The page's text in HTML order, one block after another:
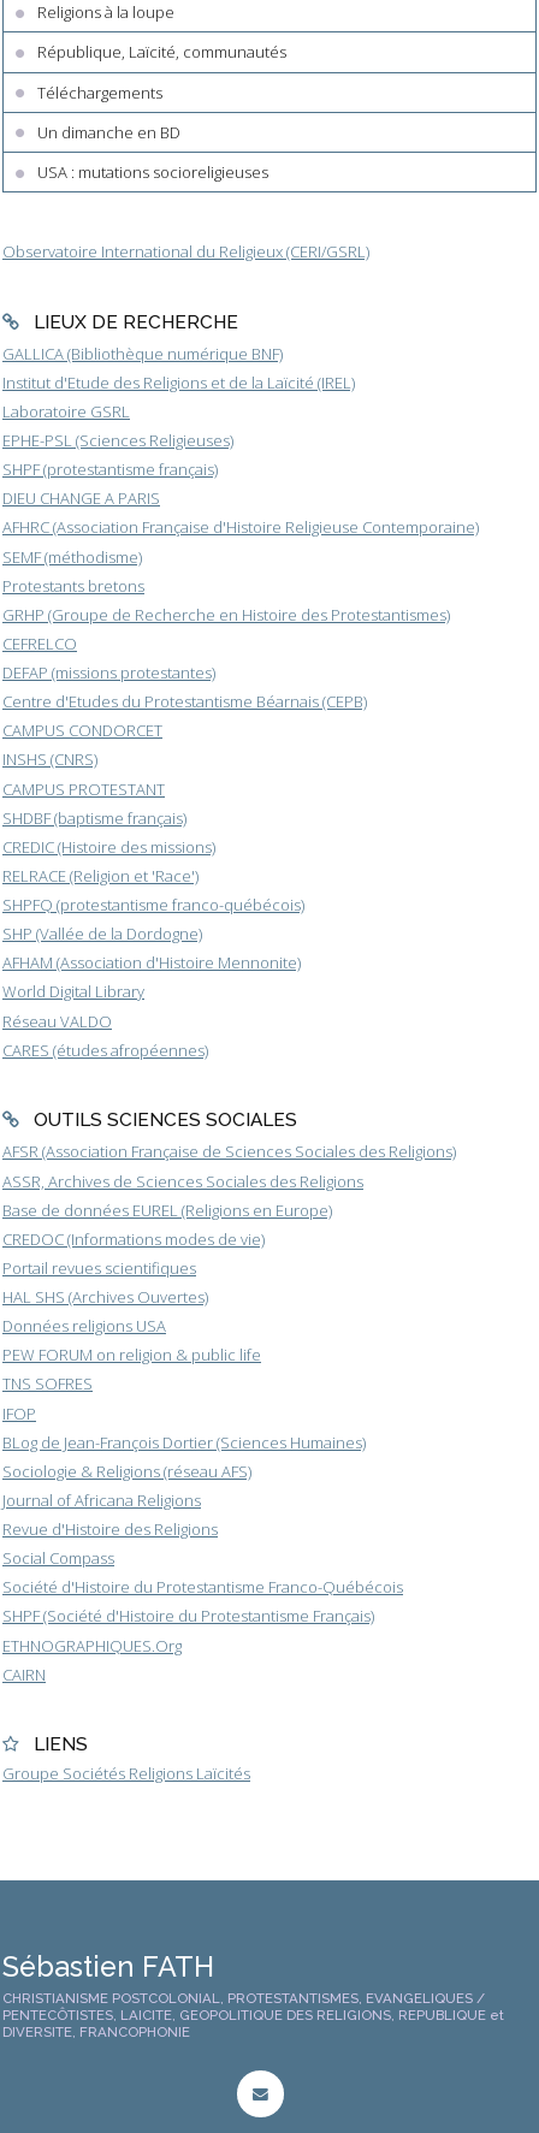
Religions à la loupe
République, Laïcité, communautés
Téléchargements
Un dimanche en BD
USA : mutations socioreligieuses
Observatoire International du Religieux (CERI/GSRL)
LIEUX DE RECHERCHE
GALLICA (Bibliothèque numérique BNF)
Institut d'Etude des Religions et de la Laïcité (IREL)
Laboratoire GSRL
EPHE-PSL (Sciences Religieuses)
SHPF (protestantisme français)
DIEU CHANGE A PARIS
AFHRC (Association Française d'Histoire Religieuse Contemporaine)
SEMF (méthodisme)
Protestants bretons
GRHP (Groupe de Recherche en Histoire des Protestantismes)
CEFRELCO
DEFAP (missions protestantes)
Centre d'Etudes du Protestantisme Béarnais (CEPB)
CAMPUS CONDORCET
INSHS (CNRS)
CAMPUS PROTESTANT
SHDBF (baptisme français)
CREDIC (Histoire des missions)
RELRACE (Religion et 'Race')
SHPFQ (protestantisme franco-québécois)
SHP (Vallée de la Dordogne)
AFHAM (Association d'Histoire Mennonite)
World Digital Library
Réseau VALDO
CARES (études afropéennes)
OUTILS SCIENCES SOCIALES
AFSR (Association Française de Sciences Sociales des Religions)
ASSR, Archives de Sciences Sociales des Religions
Base de données EUREL (Religions en Europe)
CREDOC (Informations modes de vie)
Portail revues scientifiques
HAL SHS (Archives Ouvertes)
Données religions USA
PEW FORUM on religion & public life
TNS SOFRES
IFOP
BLog de Jean-François Dortier (Sciences Humaines)
Sociologie & Religions (réseau AFS)
Journal of Africana Religions
Revue d'Histoire des Religions
Social Compass
Société d'Histoire du Protestantisme Franco-Québécois
SHPF (Société d'Histoire du Protestantisme Français)
ETHNOGRAPHIQUES.Org
CAIRN
LIENS
Groupe Sociétés Religions Laïcités
Sébastien FATH
CHRISTIANISME POSTCOLONIAL, PROTESTANTISMES, EVANGELIQUES /
PENTECÔTISTES, LAICITE, GEOPOLITIQUE DES RELIGIONS, REPUBLIQUE et
DIVERSITE, FRANCOPHONIE